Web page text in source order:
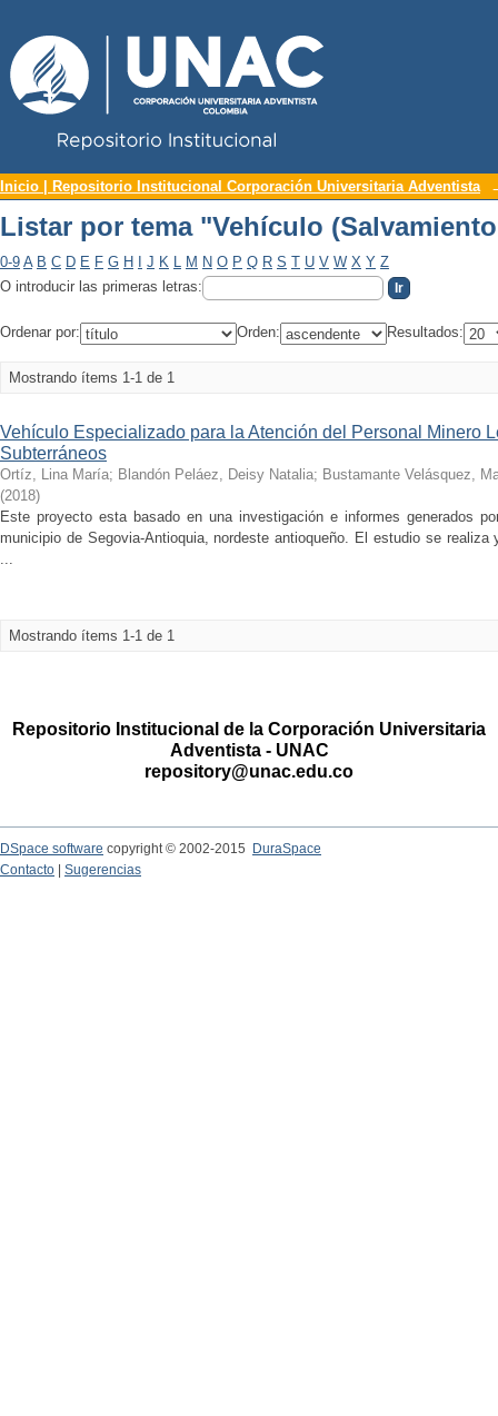
Listar por tema "Vehículo
Inicio | Repositorio Institucional Corporación Universitaria Adventista
Listar por tema "Vehículo
0-9 A B C D E F G H J K L M N O P Q R S T U V W X Y Z
O introducir las primeras letras:
Ordenar por: Orden: Resultados:
Mostrando ítems 1-1 de 1
Vehículo Especializado para la Atención del Personal Minero
Subterráneos
Ortíz, Lina María; Blandón Peláez, Deisy Natalia; Bustamante Velásquez,
(2018)
Este proyecto esta basado en una investigación e informes generados
municipio de Segovia-Antioquia, nordeste antioqueño. El estudio se
...
Mostrando ítems 1-1 de 1
Repositorio Institucional de la Corporación Universitaria
Adventista - UNAC
repository@unac.edu.co
DSpace software copyright © 2002-2015
DuraSpace
Contacto
Sugerencias